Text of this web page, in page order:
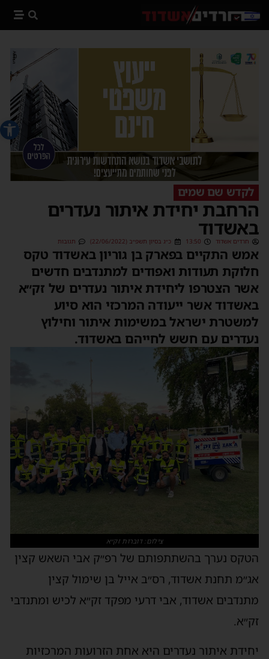
פתח
לקדש שם שמים
הרחבת יחידת איתור נעדרים
באשדוד
חרדים אשדוד 13:50 כ״ג בסיון תשפ״ב (22/06/2022) תגובות
אמש התקיים בפארק בן גוריון באשדוד טקס
חלוקת תעודות ואפודים למתנדבים חדשים
אשר הצטרפו ליחידת איתור נעדרים של זק״א
באשדוד אשר ייעודה המרכזי הוא סיוע
למשטרת ישראל במשימות איתור וחילוץ
נעדרים עם חשש לחייהם באשדוד.
צילום: דוברות זק״א
הטקס נערך בהשתתפותם של רפ״ק אבי השאש קצין
אג״מ תחנת אשדוד, רס״ב אייל בן שימול קצין
מתנדבים אשדוד, אבי דרעי מפקד זק״א לכיש ומתנדבי
זק״א.
יחידת איתור נעדרים היא אחת הזרועות המרכזיות